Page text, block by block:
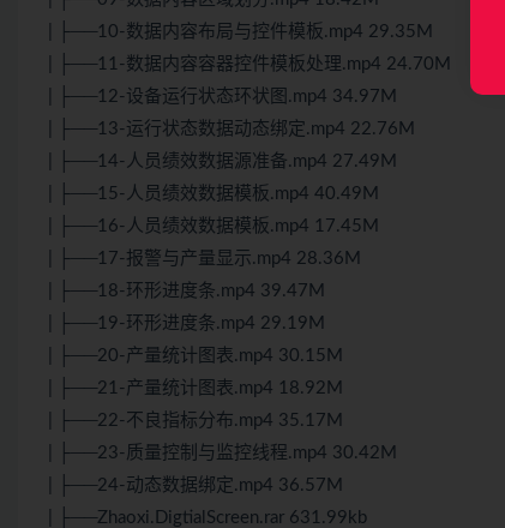
| ├──10-数据内容布局与控件模板.mp4 29.35M
| ├──11-数据内容容器控件模板处理.mp4 24.70M
| ├──12-设备运行状态环状图.mp4 34.97M
| ├──13-运行状态数据动态绑定.mp4 22.76M
| ├──14-人员绩效数据源准备.mp4 27.49M
| ├──15-人员绩效数据模板.mp4 40.49M
| ├──16-人员绩效数据模板.mp4 17.45M
| ├──17-报警与产量显示.mp4 28.36M
| ├──18-环形进度条.mp4 39.47M
| ├──19-环形进度条.mp4 29.19M
| ├──20-产量统计图表.mp4 30.15M
| ├──21-产量统计图表.mp4 18.92M
| ├──22-不良指标分布.mp4 35.17M
| ├──23-质量控制与监控线程.mp4 30.42M
| ├──24-动态数据绑定.mp4 36.57M
| ├──Zhaoxi.DigtialScreen.rar 631.99kb